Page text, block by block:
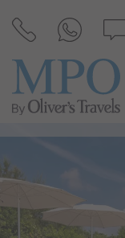
Destinazioni
Ispirazioni